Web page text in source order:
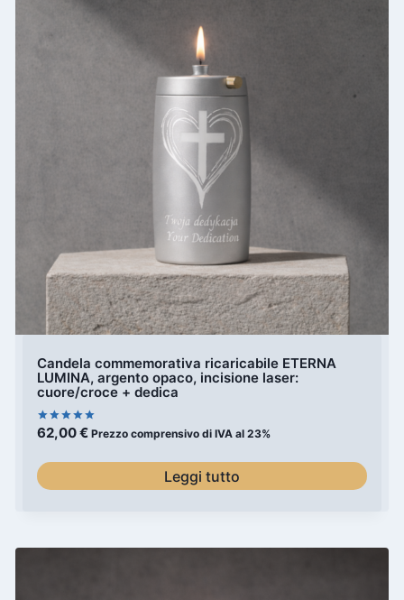
Candela commemorativa ricaricabile ETERNA
LUMINA, argento opaco, incisione laser:
cuore/croce + dedica
Valutato
5.00
62,00€ Prezzo comprensivo di IVA al 23%
Leggi tutto